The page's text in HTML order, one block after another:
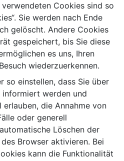
Cookies sind so
Sie werden nach Ende
gelöscht. Andere Cookies
gespeichert, bis Sie diese
es uns, Ihren
wiederzuerkennen.
so einstellen, dass Sie über
werden und
die Annahme von
oder generell
Löschen der
Browser aktivieren. Bei
kann die Funktionalität